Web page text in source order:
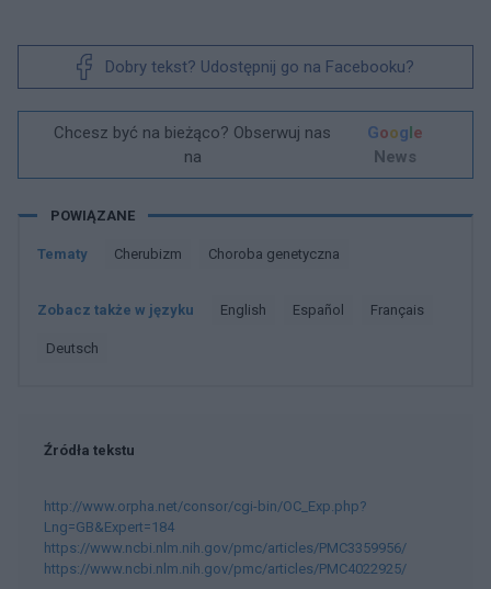
Dobry tekst? Udostępnij go na Facebooku?
Chcesz być na bieżąco? Obserwuj nas
na
Google
News
POWIĄZANE
Tematy Cherubizm Choroba genetyczna
Zobacz także w języku english español français
deutsch
Źródła tekstu
http://www.orpha.net/consor/cgi-bin/OC_Exp.php?
Lng=GB&Expert=184
https://www.ncbi.nlm.nih.gov/pmc/articles/PMC3359956/
https://www.ncbi.nlm.nih.gov/pmc/articles/PMC4022925/